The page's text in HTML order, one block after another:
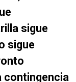
sigue
sigue
contingencia